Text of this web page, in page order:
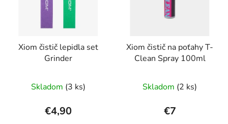
Xiom čistič lepidla set
Grinder
Skladom (3 ks)
€4,90
Xiom čistič na poťahy T-
Clean Spray 100ml
Skladom (2 ks)
€7